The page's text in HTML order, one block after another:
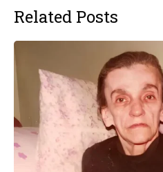
Related Posts